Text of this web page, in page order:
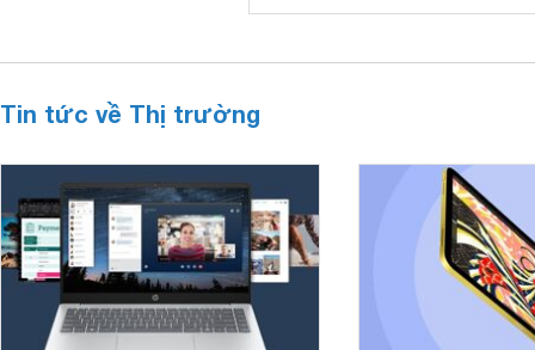
Tin tức về Thị trường